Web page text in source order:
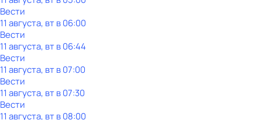
Вести
11 августа, вт в 06:00
Вести
11 августа, вт в 06:44
Вести
11 августа, вт в 07:00
Вести
11 августа, вт в 07:30
Вести
11 августа, вт в 08:00